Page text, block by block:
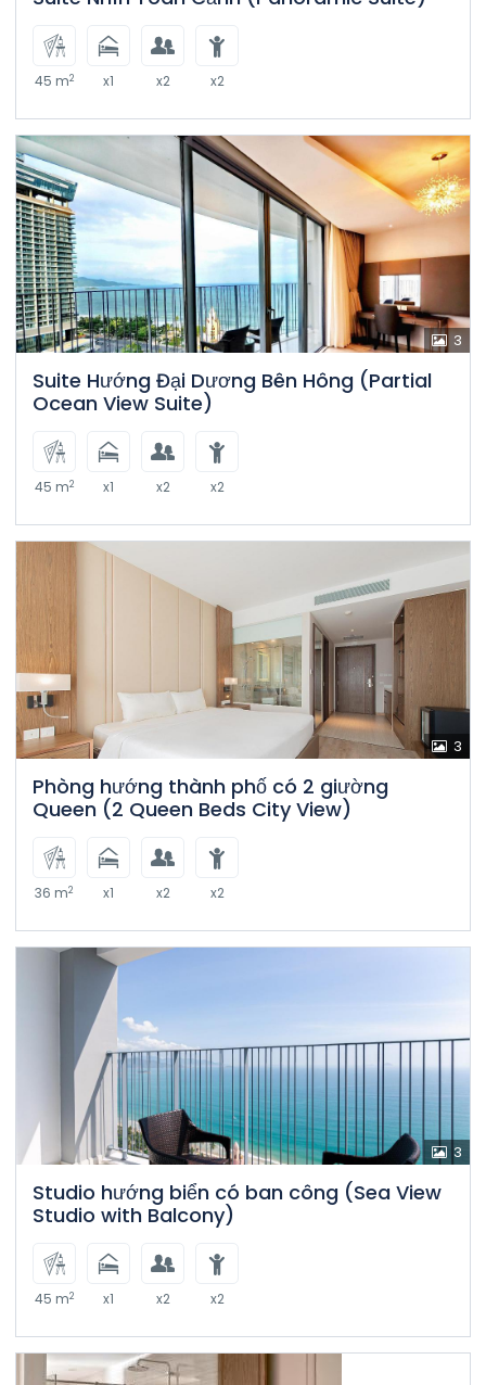
45 m2 x1 x2 x2
3
Suite Hướng Đại Dương Bên Hông (Partial
Ocean View Suite)
45 m2 x1 x2 x2
3
Phòng hướng thành phố có 2 giường
Queen (2 Queen Beds City View)
36 m2 x1 x2 x2
3
Studio hướng biển có ban công (Sea View
Studio with Balcony)
45 m2 x1 x2 x2